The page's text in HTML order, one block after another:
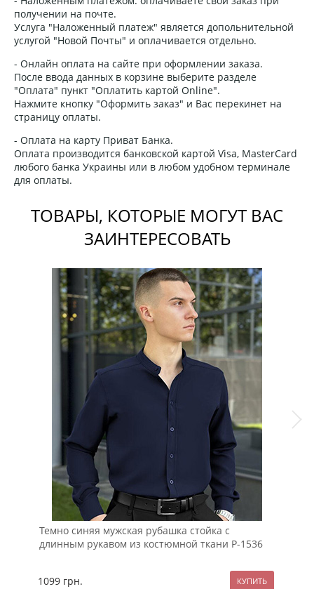
получении на почте.
Услуга "Наложенный платеж" является допольнительной
услугой "Новой Почты" и оплачивается отдельно.
- Онлайн оплата на сайте при оформлении заказа.
После ввода данных в корзине выберите разделе
"Оплата" пункт "Оплатить картой Online".
Нажмите кнопку "Оформить заказ" и Вас перекинет на
страницу оплаты.
- Оплата на карту Приват Банка.
Оплата производится банковской картой Visa, MasterCard
любого банка Украины или в любом удобном терминале
для оплаты.
ТОВАРЫ, КОТОРЫЕ МОГУТ ВАС
ЗАИНТЕРЕСОВАТЬ
Темно синяя мужская рубашка стойка с
длинным рукавом из костюмной ткани Р-1536
1099 грн.